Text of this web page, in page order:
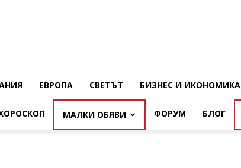
ЕВРОПА СВЕТЪТ БИЗНЕС И ИКОНОМИКА
МАЛКИ ОБЯВИ ФОРУМ БЛОГ